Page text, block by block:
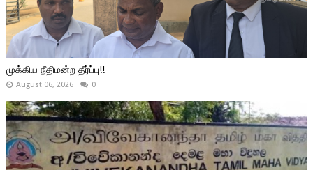
முக்கிய நீதிமன்ற தீர்ப்பு!!
August 06, 2026 0